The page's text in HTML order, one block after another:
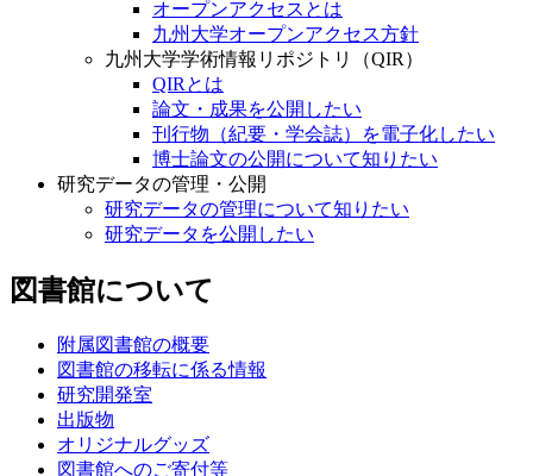
オープンアクセスとは
九州大学オープンアクセス方針
九州大学学術情報リポジトリ（QIR）
QIRとは
論文・成果を公開したい
刊行物（紀要・学会誌）を電子化したい
博士論文の公開について知りたい
研究データの管理・公開
研究データの管理について知りたい
研究データを公開したい
図書館について
附属図書館の概要
図書館の移転に係る情報
研究開発室
出版物
オリジナルグッズ
図書館へのご寄付等